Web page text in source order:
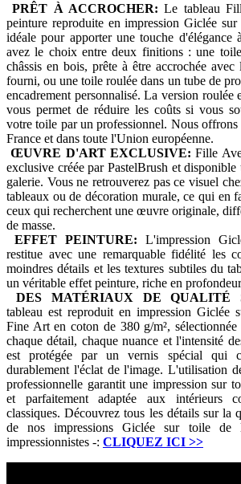
PRÊT À ACCROCHER:Le tableau
peinture reproduite en impression Giclée
idéale pour apporter une touche d'élégance
avez le choix entre deux finitions : une
châssis en bois, prête à être accrochée
fourni, ou une toile roulée dans un tube de
encadrement personnalisé. La version roulée
vous permet de réduire les coûts si vous
votre toile par un professionnel. Nous
France et dans toute l'Union européenne.
ŒUVRE D'ART EXCLUSIVE:Fille
exclusive créée par PastelBrush et disponible
galerie. Vous ne retrouverez pas ce visuel
tableaux ou de décoration murale, ce qui en
ceux qui recherchent une œuvre originale,
de masse.
EFFET PEINTURE: L'impression
restitue avec une remarquable fidélité les
moindres détails et les textures subtiles du
un véritable effet peinture, riche en
DES MATÉRIAUX DE QUALITÉ
tableau est reproduit en impression Giclée
Fine Art en coton de 380 g/m²,
chaque détail, chaque nuance et l'intensité
est protégée par un vernis spécial qui
durablement l'éclat de l'image. L'utilisation
professionnelle garantit une impression sur
et parfaitement adaptée aux intérieurs
classiques. Découvrez tous les détails sur la
de nos impressions Giclée sur toile de
impressionnistes -: CLIQUEZ ICI >>